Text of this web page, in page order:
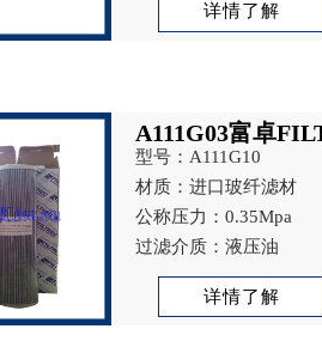
详情了解
A111G03富卓
型号：A111G10
材质：进口玻纤滤材
公称压力：0.35Mpa
过滤介质：液压油
详情了解